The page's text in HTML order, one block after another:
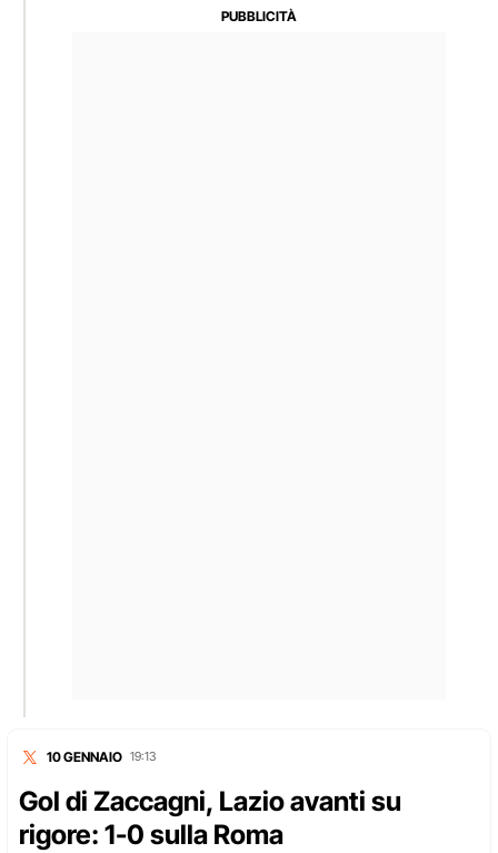
10 GENNAIO 19:13
Gol di Zaccagni, Lazio avanti su
rigore: 1-0 sulla Roma